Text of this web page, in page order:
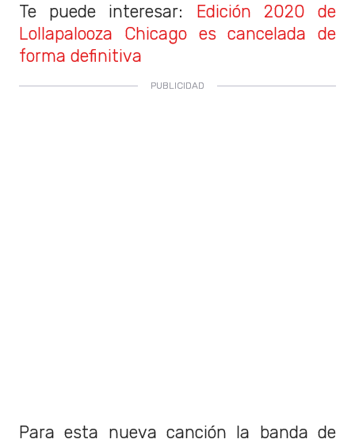
Te puede interesar: Edición 2020 de
Lollapalooza Chicago es cancelada de
forma definitiva
Para esta nueva canción la banda de